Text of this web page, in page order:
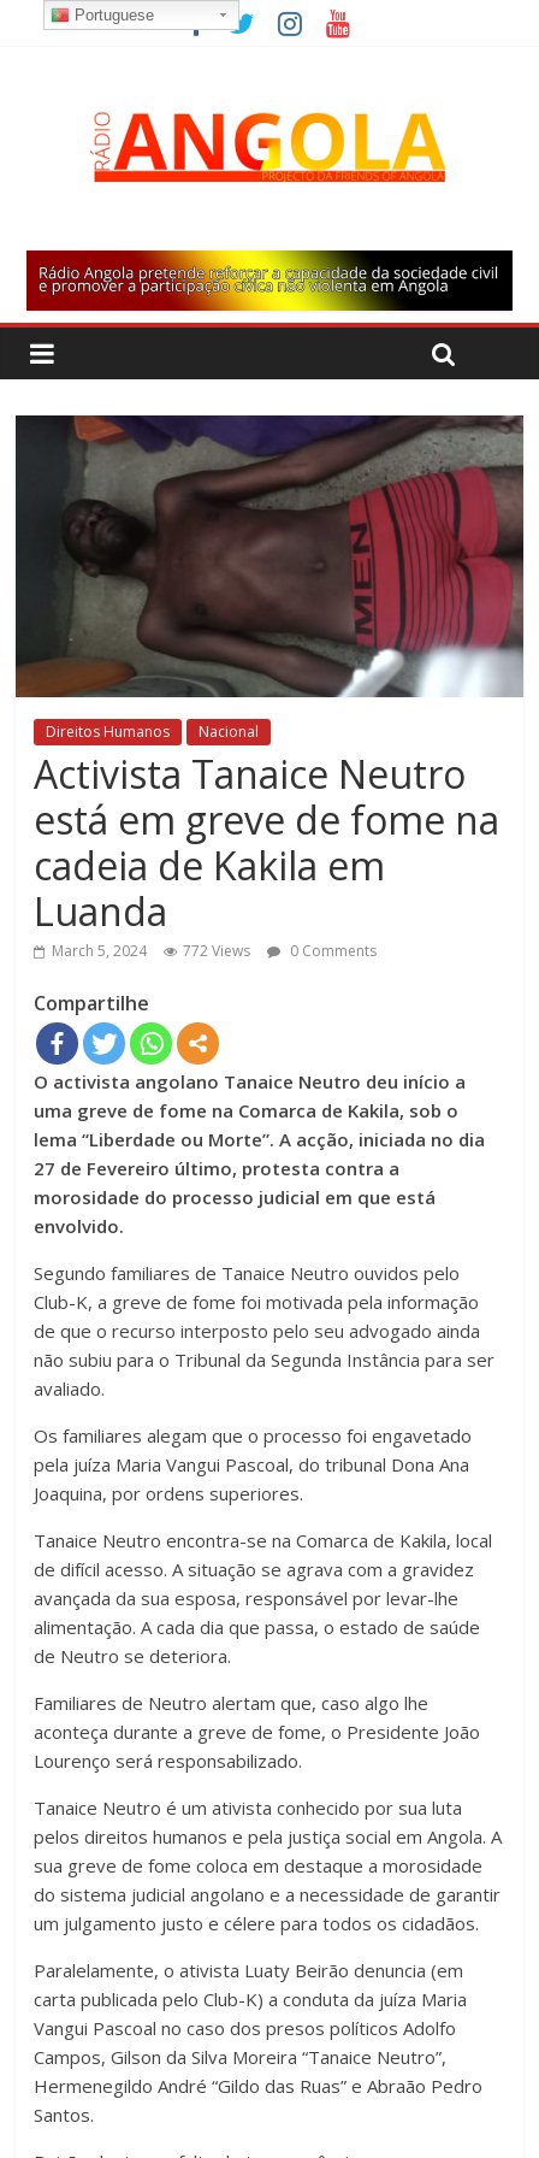
Direitos Humanos Nacional
Activista Tanaice Neutro
está em greve de fome na
cadeia de Kakila em
Luanda
March 5, 2024 772 Views 0 Comments
Compartilhe
O activista angolano Tanaice Neutro deu início a
uma greve de fome na Comarca de Kakila, sob o
lema “Liberdade ou Morte”. A acção, iniciada no dia
27 de Fevereiro último, protesta contra a
morosidade do processo judicial em que está
envolvido.
Segundo familiares de Tanaice Neutro ouvidos pelo
Club-K, a greve de fome foi motivada pela informação
de que o recurso interposto pelo seu advogado ainda
não subiu para o Tribunal da Segunda Instância para ser
avaliado.
Os familiares alegam que o processo foi engavetado
pela juíza Maria Vangui Pascoal, do tribunal Dona Ana
Joaquina, por ordens superiores.
Tanaice Neutro encontra-se na Comarca de Kakila, local
de difícil acesso. A situação se agrava com a gravidez
avançada da sua esposa, responsável por levar-lhe
alimentação. A cada dia que passa, o estado de saúde
de Neutro se deteriora.
Familiares de Neutro alertam que, caso algo lhe
aconteça durante a greve de fome, o Presidente João
Lourenço será responsabilizado.
Tanaice Neutro é um ativista conhecido por sua luta
pelos direitos humanos e pela justiça social em Angola. A
sua greve de fome coloca em destaque a morosidade
do sistema judicial angolano e a necessidade de garantir
um julgamento justo e célere para todos os cidadãos.
Paralelamente, o ativista Luaty Beirão denuncia (em
carta publicada pelo Club-K) a conduta da juíza Maria
Vangui Pascoal no caso dos presos políticos Adolfo
Campos, Gilson da Silva Moreira “Tanaice Neutro”,
Hermenegildo André “Gildo das Ruas” e Abraão Pedro
Santos.
Portuguese